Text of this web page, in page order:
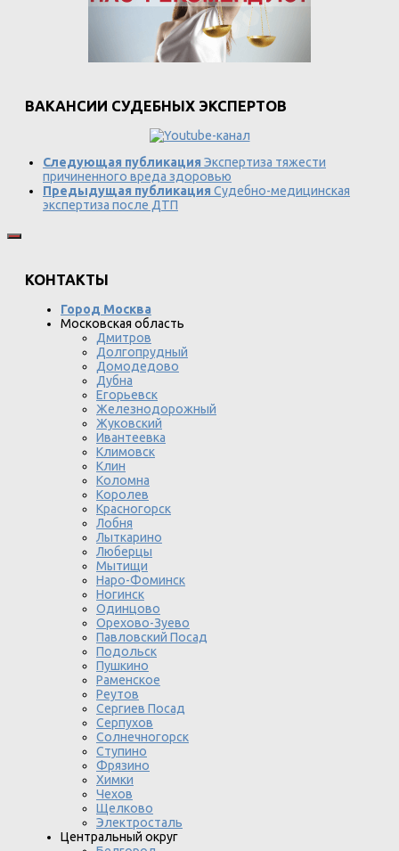
ВАКАНСИИ СУДЕБНЫХ ЭКСПЕРТОВ
Следующая публикация Экспертиза тяжести
причиненного вреда здоровью
Предыдущая публикация Судебно-медицинская
экспертиза после ДТП
КОНТАКТЫ
Город Москва
Московская область
Дмитров
Долгопрудный
Домодедово
Дубна
Егорьевск
Железнодорожный
Жуковский
Ивантеевка
Климовск
Клин
Коломна
Королев
Красногорск
Лобня
Лыткарино
Люберцы
Мытищи
Наро-Фоминск
Ногинск
Одинцово
Орехово-Зуево
Павловский Посад
Подольск
Пушкино
Раменское
Реутов
Сергиев Посад
Серпухов
Солнечногорск
Ступино
Фрязино
Химки
Чехов
Щелково
Электросталь
Центральный округ